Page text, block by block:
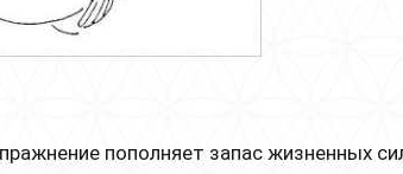
пополняет запас жизненных